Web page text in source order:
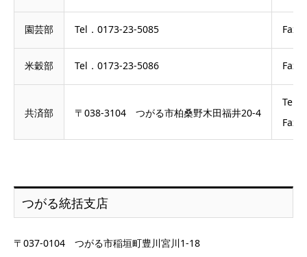
園芸部 Tel．0173-23-5085 Fax
米穀部 Tel．0173-23-5086 Fax
共済部 〒038-3104 つがる市柏桑野木田福井20-4
Tel
Fax
つがる統括支店
〒037-0104 つがる市稲垣町豊川宮川1-18